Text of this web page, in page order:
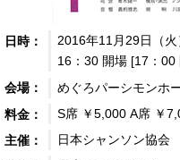
日時：
2016年11月29日（火
16：30 開場 [17：00
会場：
めぐろパーシモンホ
料金：
S席 ￥5,000 A席 ￥
主催：
日本シャンソン協会